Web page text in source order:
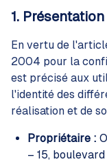
1.
En vertu de
2004 pour la
est précisé aux
l'identité des
réalisation et de
Propriétaire :
– 15,